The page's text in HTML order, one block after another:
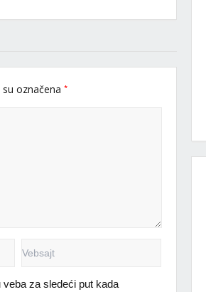
označena *
za sledeći put kada